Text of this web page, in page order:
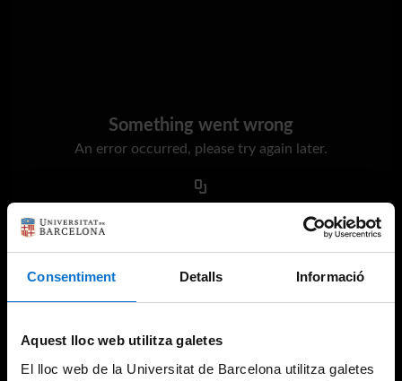
Consentiment Detalls Informació
Aquest lloc web utilitza galetes
El lloc web de la Universitat de Barcelona utilitza galetes
Something went wrong
An error occurred, please try again later.